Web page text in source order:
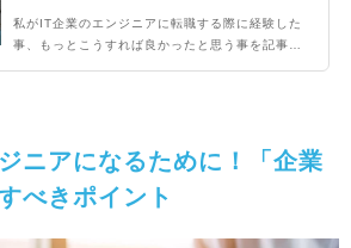
私がIT企業のエンジニアに転職する際に経験した
事、もっとこうすれば良かったと思う事を記事に
ンジニア転職を考えている方の参考になれ...
ニアになるために！「企業
べきポイント